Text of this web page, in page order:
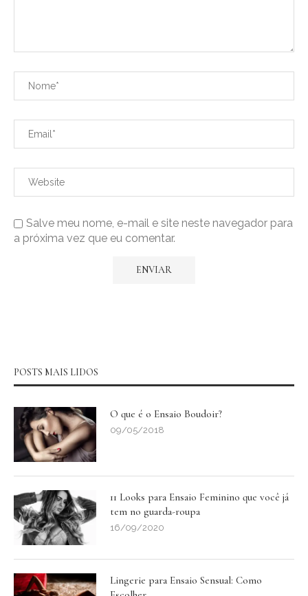
Salve meu nome, e-mail e site neste navegador para
a próxima vez que eu comentar.
POSTS MAIS LIDOS
O que é o Ensaio Boudoir?
09/05/2018
11 Looks para Ensaio Feminino que você já
tem no guarda-roupa
16/09/2020
Lingerie para Ensaio Sensual: Como